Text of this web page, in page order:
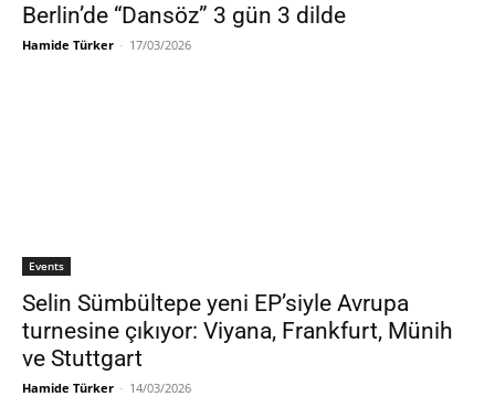
Berlin’de “Dansöz” 3 gün 3 dilde
Hamide Türker - 17/03/2026
Events
Selin Sümbültepe yeni EP’siyle Avrupa
turnesine çıkıyor: Viyana, Frankfurt, Münih
ve Stuttgart
Hamide Türker - 14/03/2026